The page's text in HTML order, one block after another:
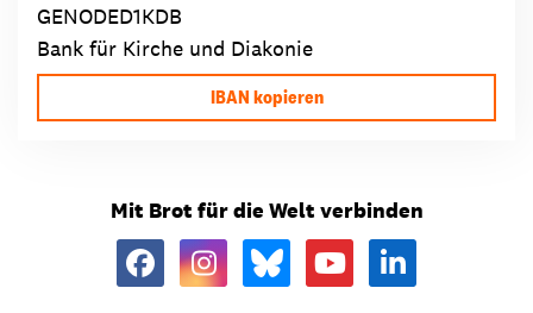
GENODED1KDB
Bank für Kirche und Diakonie
IBAN kopieren
Mit Brot für die Welt verbinden